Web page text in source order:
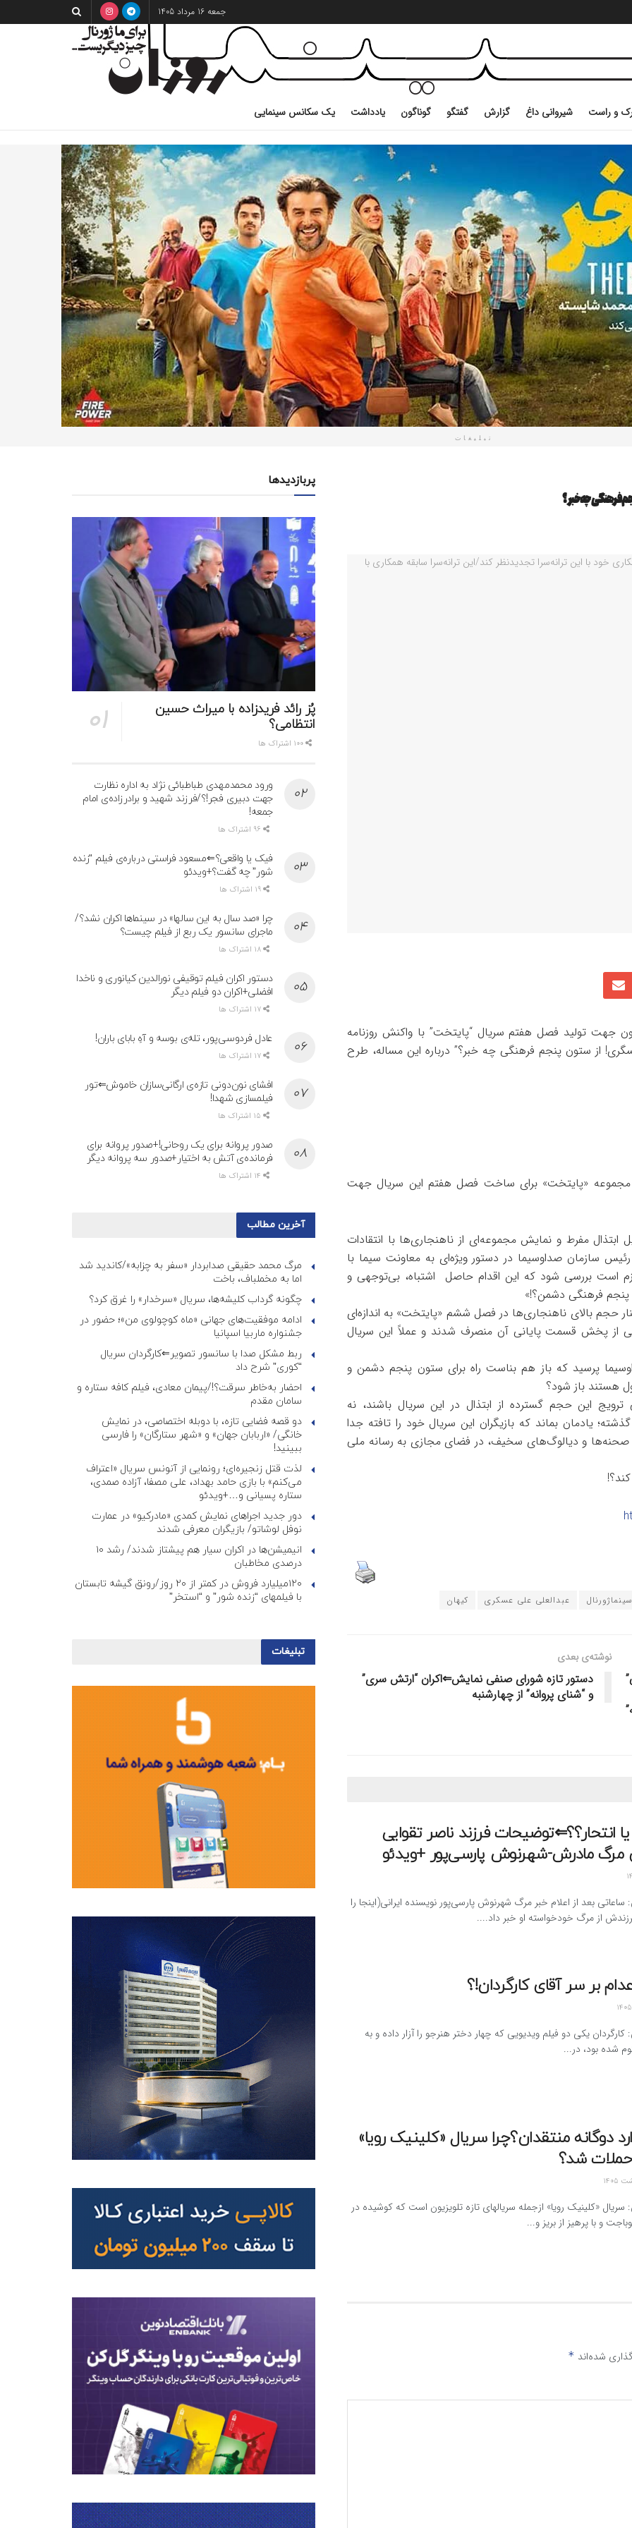
جمعه 16 مرداد 1405
و راست شیروانی داغ گزارش گفتگو گوناگون یادداشت یک سکانس سینمایی
تبلیغات
فرهنگی چه خبر؟
جهت تولید فصل هفتم سریال “پایتخت” با واکنش روزنامه
از ستون پنجم فرهنگی چه خبر؟” درباره این مساله، طرح
مجموعه «پایتخت» برای ساخت فصل هفتم این سریال جهت
مفرط و نمایش مجموعه‌ای از ناهنجاری‌ها با انتقادات
سازمان صداوسیما در دستور ویژه‌ای به معاونت سیما با‌
آخر «پایتخت 6» نوشت: «لازم است بررسی شود که این اقدام حاصل اشتباه، بی‌توجهی و
پنجم فرهنگی دشمن؟!»
حجم بالای ناهنجاری‌ها در فصل ششم «پایتخت» به اندازه‌ای
از پخش قسمت پایانی آن منصرف شدند و عملاً این سریال
پرسید که باز هم بناست راه برای ستون پنجم دشمن و
هستند باز شود؟
پاسخگوی چرایی‌ ترویج این حجم گسترده از ابتذال در این سریال باشند، نه
یادمان بماند که بازیگران این سریال خود را تافته جدا
صحنه‌ها و دیالوگ‌های سخیف، در فضای مجازی به رسانه ملی
سینماژورنال عبدالعلی علی عسکری کیهان
نوشته‌ی بعدی
دستور تازه شورای صنفی نمایش⇐اکران “ارتش سری”
و “شنای پروانه” از چهارشنبه
یا انتحار؟؟⇐توضیحات فرزند ناصر تقوایی
مرگ مادرش-شهرنوش پارسی‌پور +ویدئو
ساعاتی بعد از اعلام خبر مرگ شهرنوش پارسی‌پور نویسنده ایرانی(اینجا را
از مرگ خودخواسته او خبر داد....
بر سر آقای کارگردان!؟
کارگردان یکی دو فیلم ویدیویی که چهار دختر هنرجو را آزار داده و به
شده بود، در...
دوگانه منتقدان؟‌چرا سریال «کلینیک رویا»
شد؟
سریال «کلینیک رویا» ازجمله سریالهای تازه تلویزیون است که کوشیده در
و با پرهیز از بریز و...
شده‌اند *
پربازدیدها
پُز رائد فریدزاده با میراث حسین
انتظامی؟
ورود محمدمهدی طباطبائی نژاد به اداره نظارت
جهت دبیری فجر!؟/فرزند شهید و برادرزاده‌ی امام
جمعه!
فیک یا واقعی؟⇐مسعود فراستی درباره‌ی فیلم “زنده
شور” چه گفت؟+ویدئو
چرا «صد سال به این سالها» در سینماها اکران نشد؟/
ماجرای سانسور یک ربع از فیلم چیست؟
دستور اکران فیلم توقیفی نورالدین کیانوری و ناخدا
افضلی+اکران دو فیلم دیگر
عادل فردوسی‌پور، تله‌ی بوسه و آهِ بابای باران!
افشای نون‌دونی تازه‌ی ارگانی‌سازان خاموش⇐تور
فیلمسازی شهدا!
صدور پروانه برای یک روحانی!+صدور پروانه برای
فرمانده‌ی آتش به اختیار+صدور سه پروانه دیگر
آخرین مطالب
مرگ محمد حقیقی صدابردار «سفر به چزابه»/کاندید شد
اما به مخملباف، باخت
چگونه گرداب کلیشه‌ها، سریال «سرخدار» را غرق کرد؟
ادامه موفقیت‌های جهانی «ماه کوچولوی من»؛ حضور در
جشنواره ماربیا اسپانیا
ربط مشکل صدا با سانسور تصویر⇐کارگردان سریال
“کوری” شرح داد
احضار به‌خاطر سرقت؟!/پیمان معادی، فیلم کافه ستاره و
سامان مقدم
دو قصه فضایی تازه، با دوبله اختصاصی، در نمایش
خانگی/ «اربابان جهان» و «شهر ستارگان» را فارسی
ببینید!
لذت قتل زنجیره‌ای؛ رونمایی از آنونس سریال «اعتراف
می‌کنم» با بازی حامد بهداد، علی مصفا، آزاده صمدی،
ستاره پسیانی و…+ویدئو
دور جدید اجراهای نمایش کمدی «مادرکیو» در عمارت
نوفل لوشاتو/ بازیگران معرفی شدند
انیمیشن‌ها در اکران سیار هم پیشتاز شدند/ رشد ۱۰
درصدی مخاطبان
۱۲۰میلیارد فروش در کمتر از ۲۰ روز/رونق گیشه تابستان
با فیلمهای “زنده شور” و “استخر”
تبلیغات